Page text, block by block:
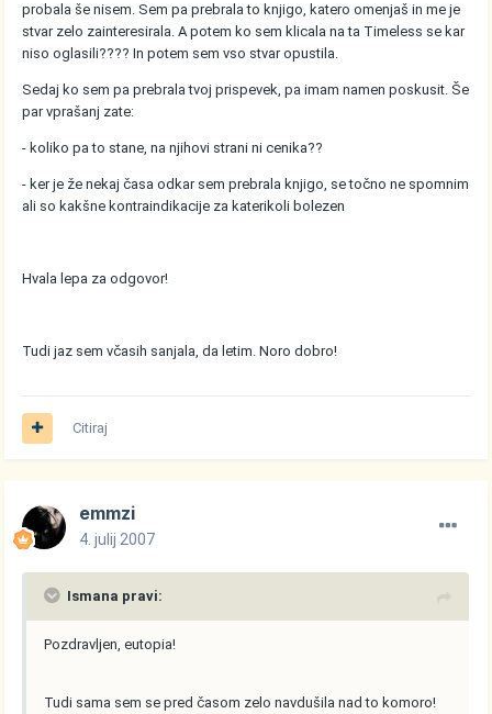
probala še nisem. Sem pa prebrala to knjigo, katero omenjaš in me je
stvar zelo zainteresirala. A potem ko sem klicala na ta Timeless se kar
niso oglasili???? In potem sem vso stvar opustila.
Sedaj ko sem pa prebrala tvoj prispevek, pa imam namen poskusit. Še
par vprašanj zate:
- koliko pa to stane, na njihovi strani ni cenika??
- ker je že nekaj časa odkar sem prebrala knjigo, se točno ne spomnim
ali so kakšne kontraindikacije za katerikoli bolezen
Hvala lepa za odgovor!
Tudi jaz sem včasih sanjala, da letim. Noro dobro!
Citiraj
emmzi
4. julij 2007
Ismana pravi:
Pozdravljen, eutopia!
Tudi sama sem se pred časom zelo navdušila nad to komoro!